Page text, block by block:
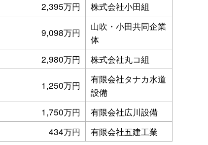
2,395万円 株式会社小田組
9,098万円
山吹・小田共同企業
体
2,980万円 株式会社丸コ組
1,250万円
有限会社タナカ水道
設備
1,750万円
有限会社広川設備
434万円 有限会社五建工業